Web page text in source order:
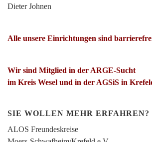
Dieter Johnen
Alle unsere Einrichtungen sind
Wir sind Mitglied in der ARGE-Sucht
im Kreis Wesel und in der AGSiS in
SIE WOLLEN MEHR ERFAHREN?
ALOS Freundeskreise